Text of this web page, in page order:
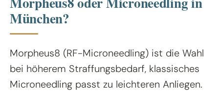
München?
Morpheus8 (RF-Microneedling) ist die Wahl
bei höherem Straffungsbedarf, klassisches
Microneedling passt zu leichteren Anliegen.